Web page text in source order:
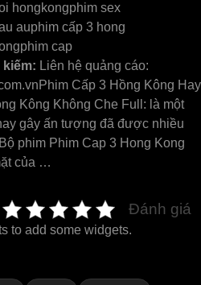
hongkongphim sex
auphim cấp 3 hong
cap
kiếm: Liên hệ quảng cáo:
Cấp 3 Hồng Kông Hay
Kông Không Che Full: là một
gây ấn tượng đã được nhiều
phim Phim Cap 3 Hong Kong
của …
Đánh giá
to add some widgets.